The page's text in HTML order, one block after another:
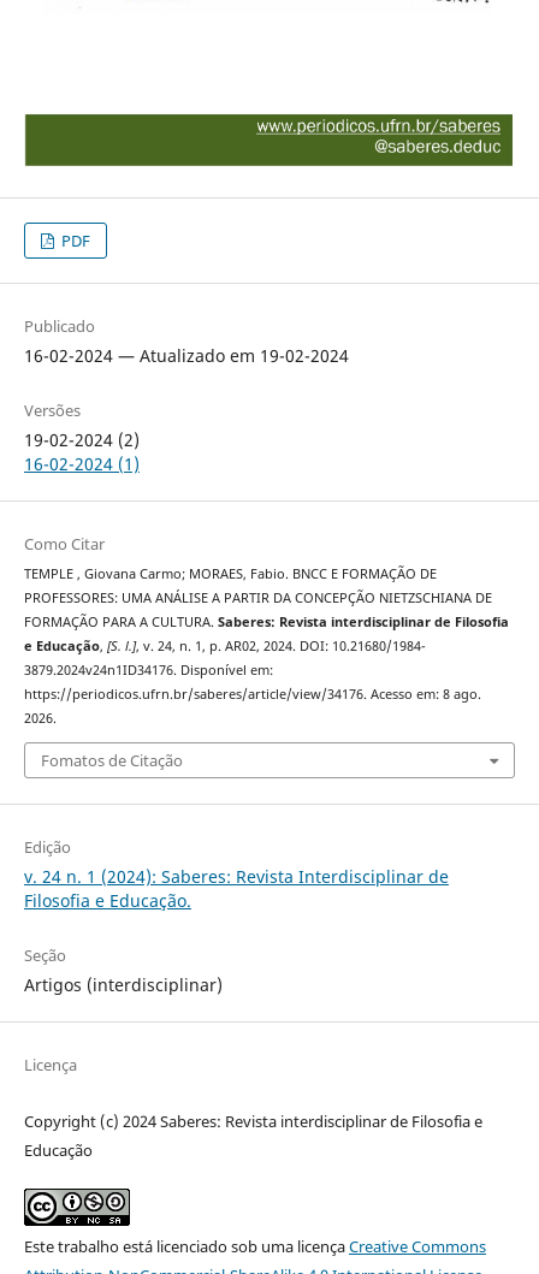
PDF
Publicado
16-02-2024 — Atualizado em 19-02-2024
Versões
19-02-2024 (2)
16-02-2024 (1)
Como Citar
TEMPLE , Giovana Carmo; MORAES, Fabio. BNCC E FORMAÇÃO DE
PROFESSORES: UMA ANÁLISE A PARTIR DA CONCEPÇÃO NIETZSCHIANA DE
FORMAÇÃO PARA A CULTURA. Saberes: Revista interdisciplinar de Filosofia
e Educação, [S. l.], v. 24, n. 1, p. AR02, 2024. DOI: 10.21680/1984-
3879.2024v24n1ID34176. Disponível em:
https://periodicos.ufrn.br/saberes/article/view/34176. Acesso em: 8 ago.
2026.
Fomatos de Citação
Edição
v. 24 n. 1 (2024): Saberes: Revista Interdisciplinar de
Filosofia e Educação.
Seção
Artigos (interdisciplinar)
Licença
Copyright (c) 2024 Saberes: Revista interdisciplinar de Filosofia e
Educação
Este trabalho está licenciado sob uma licençaCreative Commons